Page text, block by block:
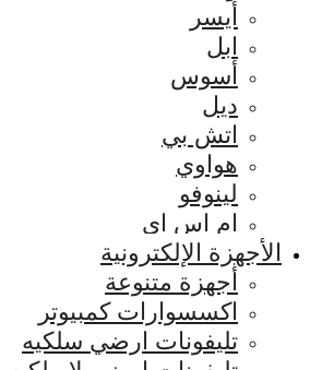
أيسر
ابل
أسوس
ديل
اتش بي
هواوي
لينوفو
ام اس اي
الأجهزة الإلكترونية
أجهزة متنوعة
اكسسوارات كمبيوتر
تليفونات ارضي سلكيه